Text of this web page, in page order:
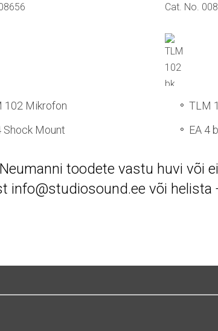
102 Mikrofon
Shock Mount
Cat. No.
TLM
EA 4
Neumanni toodete vastu huvi või
info@studiosound.ee või helista